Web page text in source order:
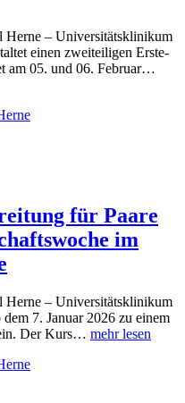
Herne – Universitätsklinikum
einen zweiteiligen Erste-
am 05. und 06. Februar…
für Paare
im
Herne – Universitätsklinikum
7. Januar 2026 zu einem
Der Kurs… mehr lesen